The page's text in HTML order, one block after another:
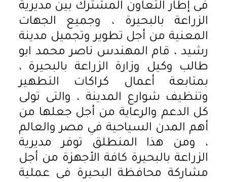
فى إطار التعاون المشترك بين مديرية
الزراعة بالبحيرة ، وجميع الجهات
المعنية من أجل تطوير وتجميل مدينة
رشيد ، قام المهندس ناصر محمد ابو
طالب وكيل وزارة الزراعة بالبحيرة ،
بمتابعة أعمال كراكات التطهير
وتنظيف شوارع المدينة ، والتى تولى
كل الدعم والرعاية من أجل جعلها من
أهم المدن السياحية في مصر والعالم
، ومن هذا المنطلق توفر مديرية
الزراعة بالبحيرة كافة الأجهزة من أجل
مشاركة محافظة البحيرة فى عملية